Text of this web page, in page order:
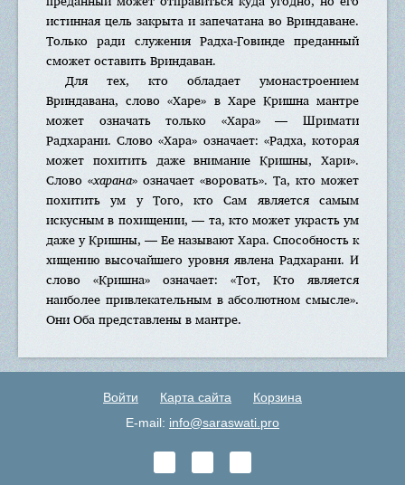
истинная цель закрыта и запечатана во Вриндаване.
Только ради служения Радха-Говинде преданный
сможет оставить Вриндаван.
Для тех, кто обладает умонастроением
Вриндавана, слово «Харе» в Харе Кришна мантре
может означать только «Хара» — Шримати
Радхарани. Слово «Хара» означает: «Радха, которая
может похитить даже внимание Кришны, Хари».
Слово «харана» означает «воровать». Та, кто может
похитить ум у Того, кто Сам является самым
искусным в похищении, — та, кто может украсть ум
даже у Кришны, — Ее называют Хара. Способность к
хищению высочайшего уровня явлена Радхарани. И
слово «Кришна» означает: «Тот, Кто является
наиболее привлекательным в абсолютном смысле».
Они Оба представлены в мантре.
Войти Карта сайта
Корзина
E-mail: info@saraswati.pro